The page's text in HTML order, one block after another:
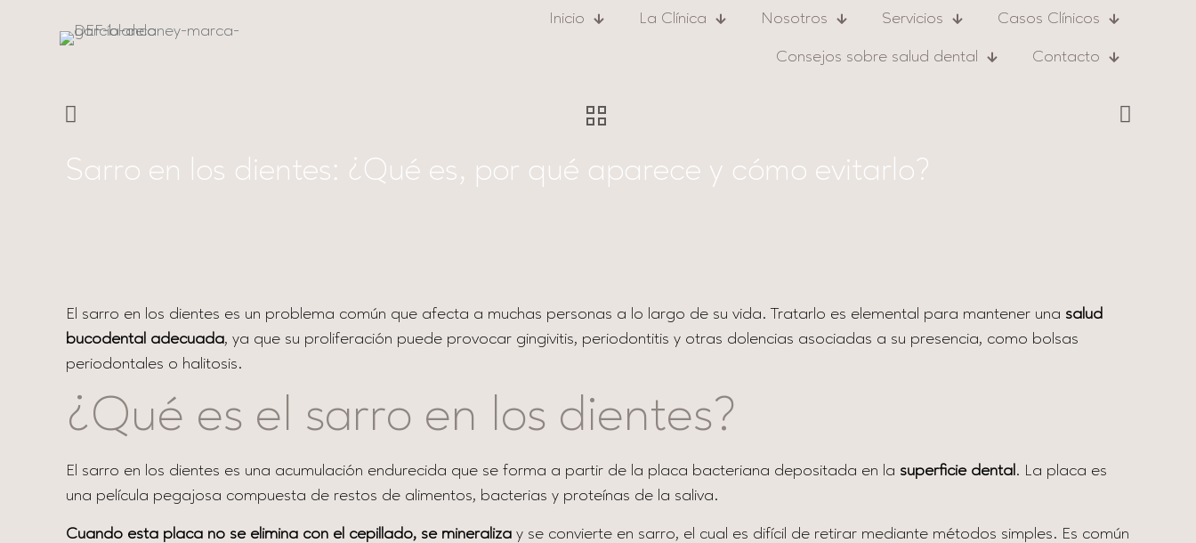
Inicio La Clínica Nosotros Servicios Casos Clínicos
Consejos sobre salud dental Contacto
Sarro en los dientes: ¿Qué es, por qué aparece y cómo evitarlo?
El sarro en los dientes es un problema común que afecta a muchas personas a lo largo de su vida. Tratarlo es elemental para mantener una salud
bucodental adecuada, ya que su proliferación puede provocar gingivitis, periodontitis y otras dolencias asociadas a su presencia, como bolsas
periodontales o halitosis.
¿Qué es el sarro en los dientes?
El sarro en los dientes es una acumulación endurecida que se forma a partir de la placa bacteriana depositada en la superficie dental . La placa es
una película pegajosa compuesta de restos de alimentos, bacterias y proteínas de la saliva.
Cuando esta placa no se elimina con el cepillado, se mineraliza y se convierte en sarro, el cual es difícil de retirar mediante métodos simples. Es común